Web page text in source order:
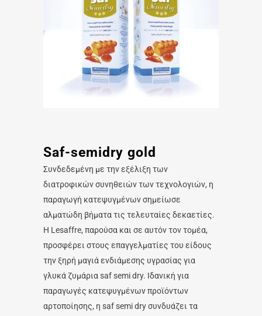
Saf-semidry gold
Συνδεδεμένη με την εξέλιξη των
διατροφικών συνηθειών των τεχνολογιών, η
παραγωγή κατεψυγμένων σημείωσε
αλματώδη βήματα τις τελευταίες δεκαετίες.
Η Lesaffre, παρούσα και σε αυτόν τον τομέα,
προσφέρει στους επαγγελματίες του είδους
την ξηρή μαγιά ενδιάμεσης υγρασίας για
γλυκά ζυμάρια saf semi dry. Ιδανική για
παραγωγές κατεψυγμένων προϊόντων
αρτοποίησης, η saf semi dry συνδυάζει τα